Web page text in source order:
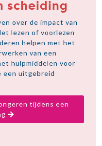
scheiding
over de impact van
lezen of voorlezen
helpen met het
van een
hulpmiddelen voor
een uitgebreid
tijdens een